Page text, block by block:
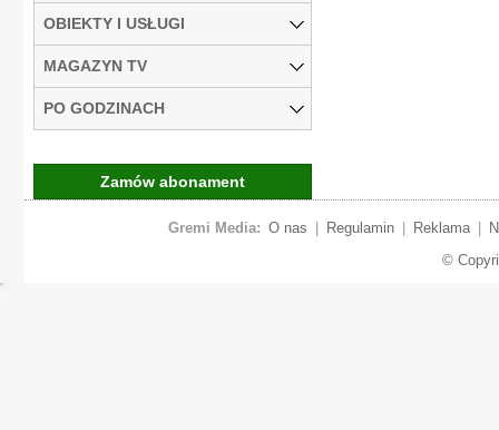
OBIEKTY I USŁUGI
MAGAZYN TV
PO GODZINACH
Zamów abonament
Gremi Media: O nas Regulamin Reklama
©